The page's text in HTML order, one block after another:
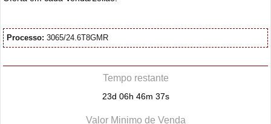
Processo: 3065/24.6T8GMR
Tempo restante
23d 06h 46m 35s
Valor Minimo de Venda